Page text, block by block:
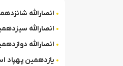
انصارالله
انصارالله
انصارالله
یازدهمین پهپاد